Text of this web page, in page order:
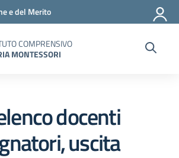
e del Merito
COMPRENSIVO
MONTESSORI
docenti
uscita